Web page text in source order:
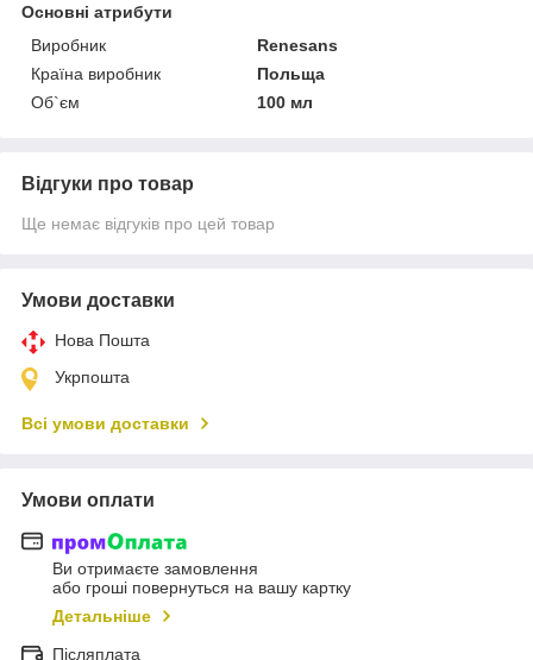
Основні атрибути
Виробник
Renesans
Країна виробник
Польща
Об`єм
100 мл
Відгуки про товар
Ще немає відгуків про цей товар
Умови доставки
Нова Пошта
Укрпошта
Всі умови доставки
Умови оплати
Ви отримаєте замовлення
або гроші повернуться на вашу картку
Детальніше
Післяплата